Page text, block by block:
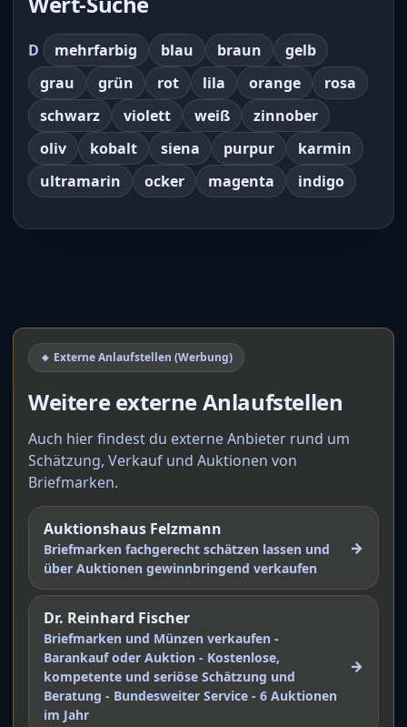
D mehrfarbig blau braun
gelb
grau
grün rot lila orange
rosa
schwarz
violett weiß
zinnober
oliv
kobalt siena purpur
karmin
ultramarin
ocker magenta indigo
🔸 Externe Anlaufstellen (Werbung)
Weitere externe Anlaufstellen
Auch hier findest du externe Anbieter rund um
Schätzung, Verkauf und Auktionen von
Briefmarken.
Auktionshaus Felzmann
Briefmarken fachgerecht schätzen lassen und
über Auktionen gewinnbringend verkaufen
→
Dr. Reinhard Fischer
Briefmarken und Münzen verkaufen -
Barankauf oder Auktion - Kostenlose,
kompetente und seriöse Schätzung und
Beratung - Bundesweiter Service - 6 Auktionen
im Jahr
→